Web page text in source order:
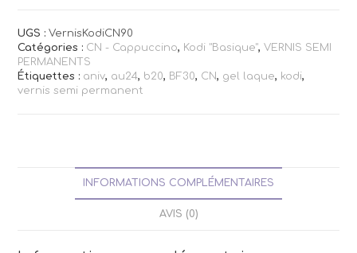
UGS :VernisKodiCN90
Catégories : CN - Cappuccino, Kodi "Basique",VERNIS SEMI
PERMANENTS
Étiquettes : aniv, au24, b20, BF30, CN, gel laque, kodi,
vernis semi permanent
INFORMATIONS COMPLÉMENTAIRES
AVIS (0)